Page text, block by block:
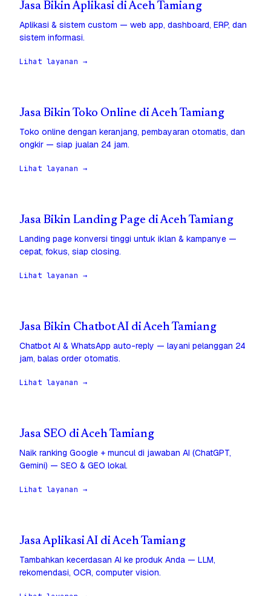
Jasa Bikin Aplikasi di Aceh Tamiang
Aplikasi & sistem custom — web app, dashboard, ERP, dan
sistem informasi.
Lihat layanan →
Jasa Bikin Toko Online di Aceh Tamiang
Toko online dengan keranjang, pembayaran otomatis, dan
ongkir — siap jualan 24 jam.
Lihat layanan →
Jasa Bikin Landing Page di Aceh Tamiang
Landing page konversi tinggi untuk iklan & kampanye —
cepat, fokus, siap closing.
Lihat layanan →
Jasa Bikin Chatbot AI di Aceh Tamiang
Chatbot AI & WhatsApp auto-reply — layani pelanggan 24
jam, balas order otomatis.
Lihat layanan →
Jasa SEO di Aceh Tamiang
Naik ranking Google + muncul di jawaban AI (ChatGPT,
Gemini) — SEO & GEO lokal.
Lihat layanan →
Jasa Aplikasi AI di Aceh Tamiang
Tambahkan kecerdasan AI ke produk Anda — LLM,
rekomendasi, OCR, computer vision.